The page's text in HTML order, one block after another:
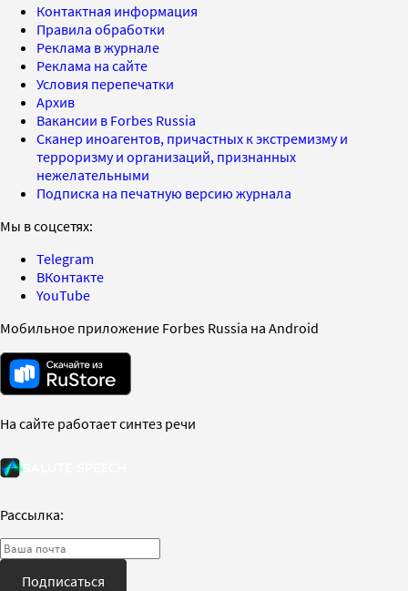
Контактная информация
Правила обработки
Реклама в журнале
Реклама на сайте
Условия перепечатки
Архив
Вакансии в Forbes Russia
Сканер иноагентов, причастных к экстремизму и
терроризму и организаций, признанных
нежелательными
Подписка на печатную версию журнала
Мы в соцсетях:
Telegram
ВКонтакте
YouTube
Мобильное приложение Forbes Russia на Android
На сайте работает синтез речи
Рассылка:
Подписаться